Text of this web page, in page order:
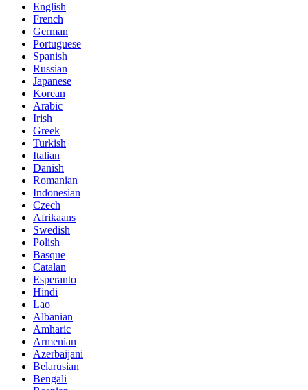
English
French
German
Portuguese
Spanish
Russian
Japanese
Korean
Arabic
Irish
Greek
Turkish
Italian
Danish
Romanian
Indonesian
Czech
Afrikaans
Swedish
Polish
Basque
Catalan
Esperanto
Hindi
Lao
Albanian
Amharic
Armenian
Azerbaijani
Belarusian
Bengali